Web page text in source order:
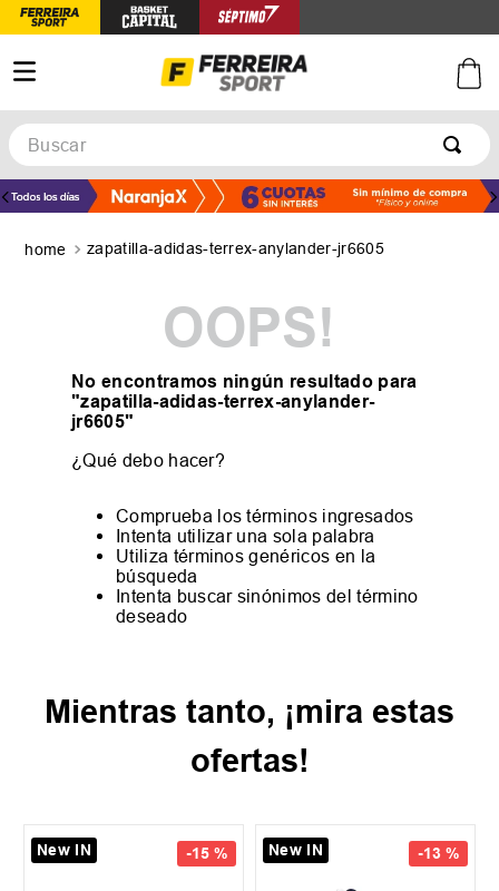
Buscar
zapatilla-adidas-terrex-anylander-jr6605
OOPS!
No encontramos ningún resultado para
"zapatilla-adidas-terrex-anylander-
jr6605"
¿Qué debo hacer?
Comprueba los términos ingresados
Intenta utilizar una sola palabra
Utiliza términos genéricos en la
búsqueda
Intenta buscar sinónimos del término
deseado
Mientras tanto, ¡mira estas
ofertas!
-15 %
New IN -13 %
New IN
TÉRMINOS MÁS BUSCADOS
zapatillas
zapatillas mujer
zapatillas adidas